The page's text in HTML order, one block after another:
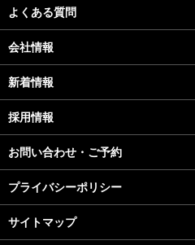
よくある質問
会社情報
新着情報
採用情報
お問い合わせ・ご予約
プライバシーポリシー
サイトマップ